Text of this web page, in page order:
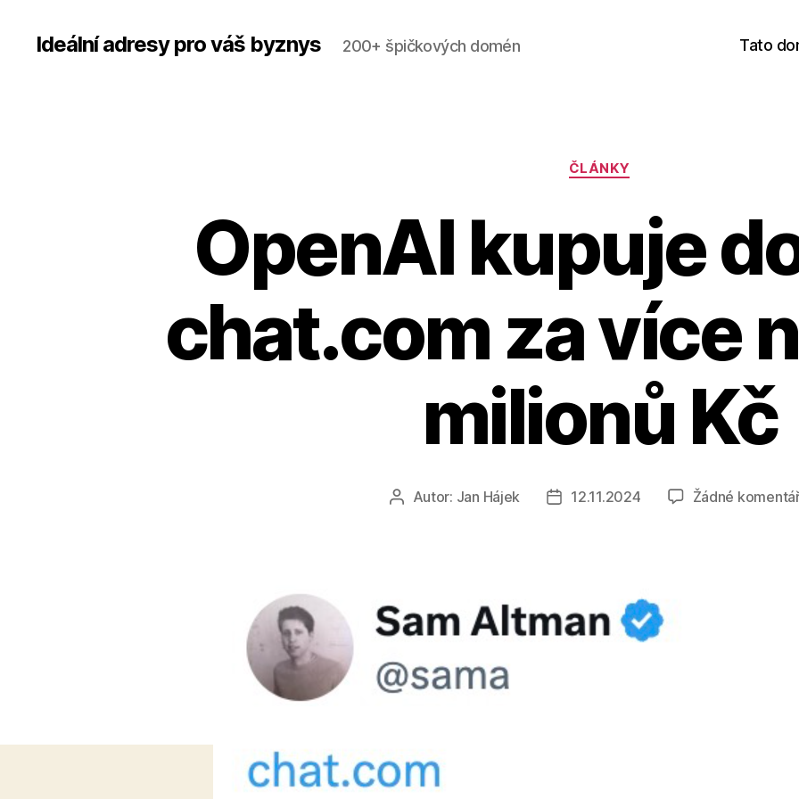
Ideální adresy pro váš byznys 200+ špičkových domén Tato
Rubriky
ČLÁNKY
OpenAI kupuje
chat.com za více
milionů Kč
AutorAutor: Jan Hájek
Datum
12.11.2024 Žádné